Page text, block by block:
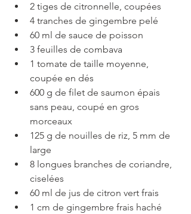
2 tiges de citronnelle, coupées
4 tranches de gingembre pelé
60 ml de sauce de poisson
3 feuilles de combava
1 tomate de taille moyenne,
coupée en dés
600 g de filet de saumon épais
sans peau, coupé en gros
morceaux
125 g de nouilles de riz, 5 mm de
large
8 longues branches de coriandre,
ciselées
60 ml de jus de citron vert frais
1 cm de gingembre frais haché